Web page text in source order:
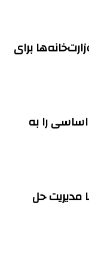
برخی از وزارت‌خانه‌ها برای
اساسی را به
مدیریت حل